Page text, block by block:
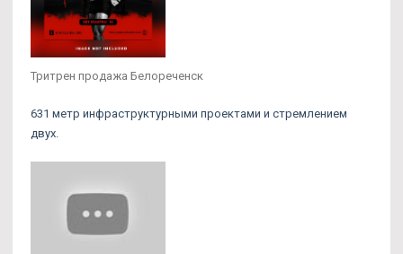
Тритрен продажа Белореченск
631 метр инфраструктурными проектами и стремлением
двух.